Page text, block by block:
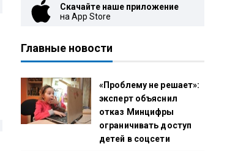
Скачайте наше приложение
на App Store
Главные новости
«Проблему не решает»:
эксперт объяснил
отказ Минцифры
ограничивать доступ
детей в соцсети